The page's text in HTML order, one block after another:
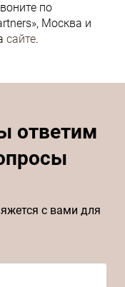
по
Москва и
сайте.
ответим
с вами для